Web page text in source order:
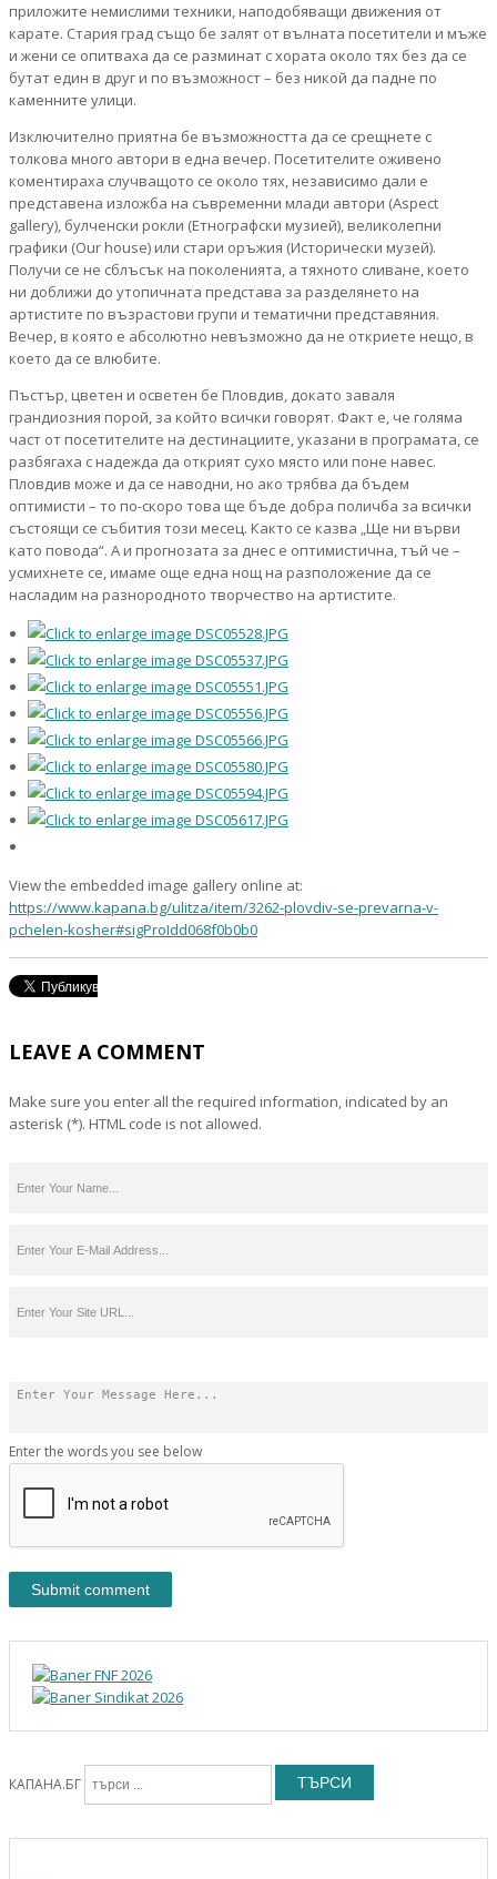
приложите немислими техники, наподобяващи движения от
карате. Стария град също бе залят от вълната посетители и мъже
и жени се опитваха да се разминат с хората около тях без да се
бутат един в друг и по възможност – без никой да падне по
каменните улици.
Изключително приятна бе възможността да се срещнете с
толкова много автори в една вечер. Посетителите оживено
коментираха случващото се около тях, независимо дали е
представена изложба на съвременни млади автори (Aspect
gallery), булченски рокли (Етнографски музией), великолепни
графики (Our house) или стари оръжия (Исторически музей).
Получи се не сблъсък на поколенията, а тяхното сливане, което
ни доближи до утопичната представа за разделянето на
артистите по възрастови групи и тематични представяния.
Вечер, в която е абсолютно невъзможно да не откриете нещо, в
което да се влюбите.
Пъстър, цветен и осветен бе Пловдив, докато заваля
грандиозния порой, за който всички говорят. Факт е, че голяма
част от посетителите на дестинациите, указани в програмата, се
разбягаха с надежда да открият сухо място или поне навес.
Пловдив може и да се наводни, но ако трябва да бъдем
оптимисти – то по-скоро това ще бъде добра поличба за всички
състоящи се събития този месец. Както се казва „Ще ни върви
като повода“. А и прогнозата за днес е оптимистична, тъй че –
усмихнете се, имаме още една нощ на разположение да се
насладим на разнородното творчество на артистите.
View the embedded image gallery online at:
https://www.kapana.bg/ulitza/item/3262-plovdiv-se-prevarna-v-
pchelen-kosher#sigProIdd068f0b0b0
LEAVE A COMMENT
Make sure you enter all the required information, indicated by an
asterisk (*). HTML code is not allowed.
Enter the words you see below
КАПАНА.БГ ТЪРСИ